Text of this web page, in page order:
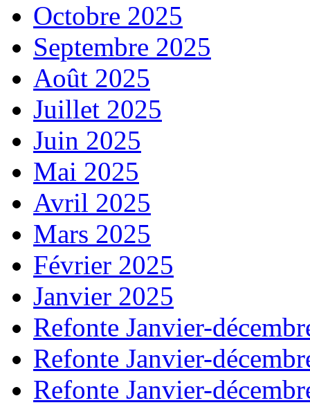
Octobre 2025
Septembre 2025
Août 2025
Juillet 2025
Juin 2025
Mai 2025
Avril 2025
Mars 2025
Février 2025
Janvier 2025
Refonte Janvier-
Refonte Janvier-
Refonte Janvier-